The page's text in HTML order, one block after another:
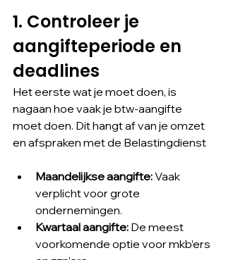
1. Controleer je
aangifteperiode en
deadlines
Het eerste wat je moet doen, is
nagaan hoe vaak je btw-aangifte
moet doen. Dit hangt af van je omzet
en afspraken met de Belastingdienst
Maandelijkse aangifte: Vaak
verplicht voor grote
ondernemingen.
Kwartaal aangifte: De meest
voorkomende optie voor mkb’ers